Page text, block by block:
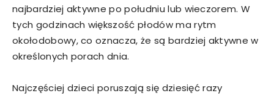
najbardziej aktywne po południu lub wieczorem. W
tych godzinach większość płodów ma rytm
okołodobowy, co oznacza, że są bardziej aktywne w
określonych porach dnia.
Najczęściej dzieci poruszają się dziesięć razy